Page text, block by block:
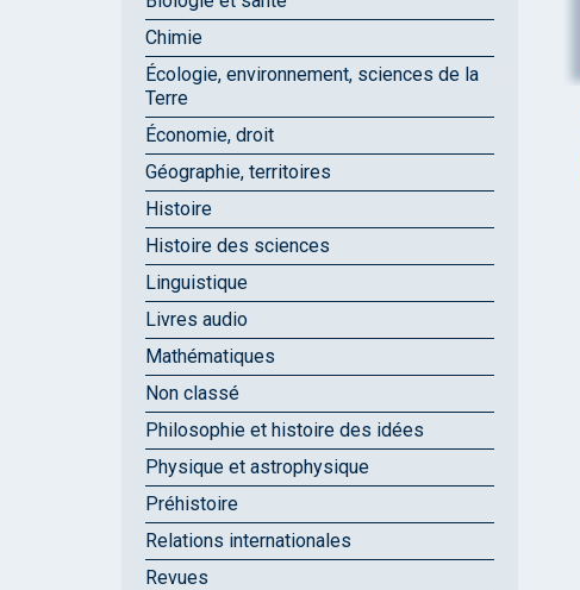
Chimie
Écologie, environnement, sciences de la
Terre
Économie, droit
Géographie, territoires
Histoire
Histoire des sciences
Linguistique
Livres audio
Mathématiques
Non classé
Philosophie et histoire des idées
Physique et astrophysique
Préhistoire
Relations internationales
Revues